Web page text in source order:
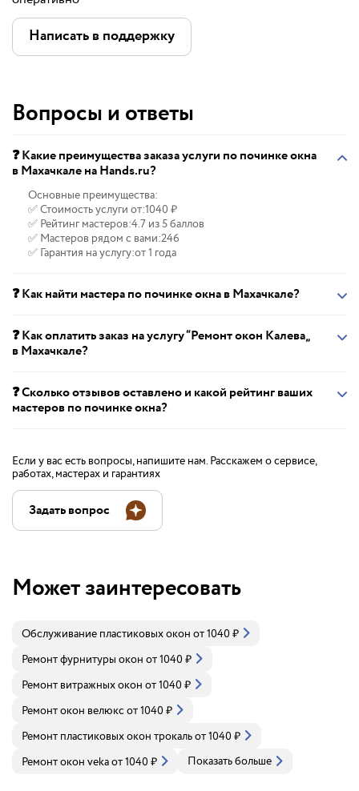
Написать в поддержку
Вопросы и ответы
❓ Какие преимущества заказа услуги по починке окна
в Махачкале на Hands.ru?
Основные преимущества:
✅ Стоимость услуги от:1040 ₽
✅ Рейтинг мастеров:4.7 из 5 баллов
✅ Мастеров рядом с вами:246
✅ Гарантия на услугу:от 1 года
❓ Как найти мастера по починке окна в Махачкале?
❓ Как оплатить заказ на услугу “Ремонт окон Калева„
в Махачкале?
❓ Сколько отзывов оставлено и какой рейтинг ваших
мастеров по починке окна?
Если у вас есть вопросы, напишите нам. Расскажем о сервисе,
работах, мастерах и гарантиях
Задать вопрос
Может заинтересовать
Обслуживание пластиковых окон от1040₽
Ремонт фурнитуры окон от1040₽
Ремонт витражных окон от1040₽
Ремонт окон велюксот1040₽
Ремонт пластиковых окон трокальот1040₽
Ремонт окон vekaот1040₽ Показать больше